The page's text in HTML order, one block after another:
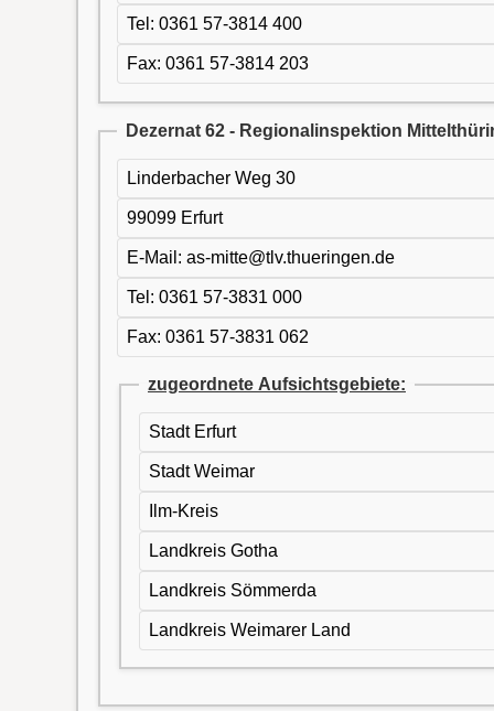
Tel: 0361 57-3814 400
Fax: 0361 57-3814 203
Dezernat 62 - Regionalinspektion
Linderbacher Weg 30
99099 Erfurt
E-Mail: as-mitte@tlv.thueringen.de
Tel: 0361 57-3831 000
Fax: 0361 57-3831 062
zugeordnete Aufsichtsgebiete:
Stadt Erfurt
Stadt Weimar
Ilm-Kreis
Landkreis Gotha
Landkreis Sömmerda
Landkreis Weimarer Land